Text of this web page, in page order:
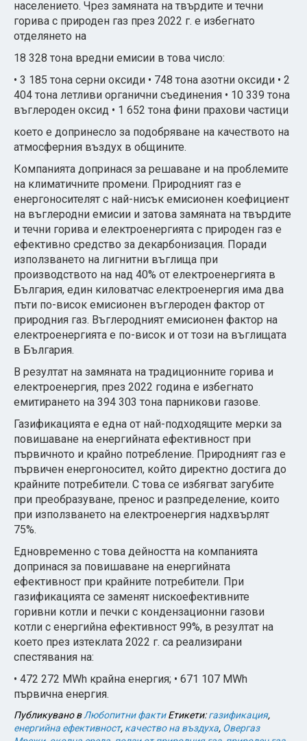
населението. Чрез замяната на твърдите и течни
горива с природен газ през 2022 г. е избегнато
отделянето на
18 328 тона вредни емисии в това число:
• 3 185 тона серни оксиди • 748 тона азотни оксиди • 2
404 тона летливи органични съединения • 10 339 тона
въглероден оксид • 1 652 тона фини прахови частици
което е допринесло за подобряване на качеството на
атмосферния въздух в общините.
Компанията допринася за решаване и на проблемите
на климатичните промени. Природният газ е
енергоносителят с най-нисък емисионен коефициент
на въглеродни емисии и затова замяната на твърдите
и течни горива и електроенергията с природен газ е
ефективно средство за декарбонизация. Поради
използването на лигнитни въглища при
производството на над 40% от електроенергията в
България, един киловатчас електроенергия има два
пъти по-висок емисионен въглероден фактор от
природния газ. Въглеродният емисионен фактор на
електроенергията е по-висок и от този на въглищата
в България.
В резултат на замяната на традиционните горива и
електроенергия, през 2022 година е избегнато
емитирането на 394 303 тона парникови газове.
Газификацията е една от най-подходящите мерки за
повишаване на енергийната ефективност при
първичното и крайно потребление. Природният газ е
първичен енергоносител, който директно достига до
крайните потребители. С това се избягват загубите
при преобразуване, пренос и разпределение, които
при използването на електроенергия надхвърлят
75%.
Едновременно с това дейността на компанията
допринася за повишаване на енергийната
ефективност при крайните потребители. При
газификацията се заменят нискоефективните
горивни котли и печки с кондензационни газови
котли с енергийна ефективност 99%, в резултат на
което през изтеклата 2022 г. са реализирани
спестявания на:
• 472 272 MWh крайна енергия; • 671 107 MWh
първична енергия.
Публикувано вЛюбопитни факти Етикети:газификация,
енергийна ефективност, качество на въздуха, Овергаз